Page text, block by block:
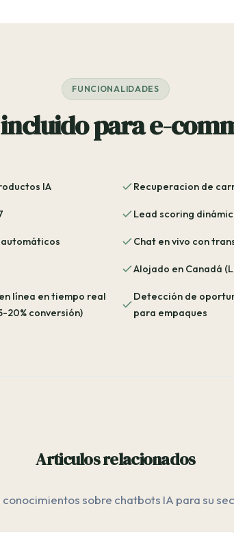
FUNCIONALIDADES
para e-
IA Recuperacion de
Lead scoring
Chat en vivo con
Alojado en Canadá
línea en tiempo real
20% conversión)
Detección de
para empaques
Articulos relacionados
conocimientos sobre chatbots IA para su